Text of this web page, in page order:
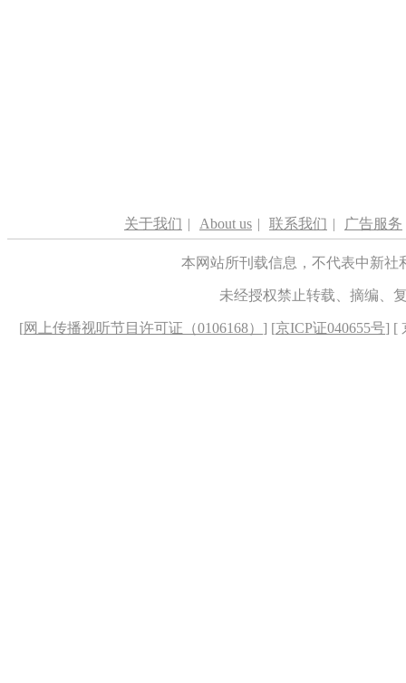
关于我们 | About us | 联系我们 | 广告服务
本网站所刊载信息，不代表中新
未经授权禁止转载、摘编、
[网上传播视听节目许可证（0106168） ] [京ICP证040655号] [